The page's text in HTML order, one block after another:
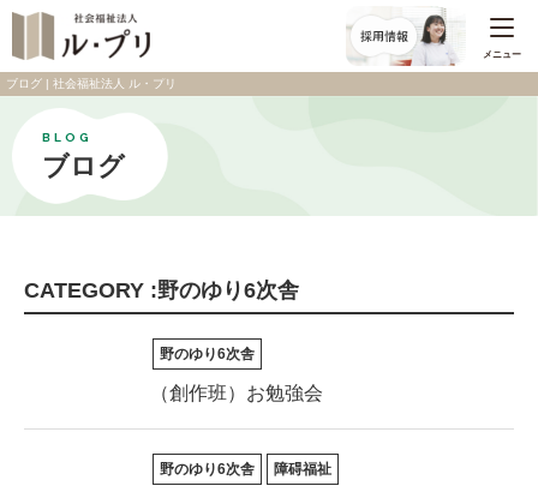
メニュー
ブログ | 社会福祉法人 ル・プリ
BLOG
ブログ
CATEGORY :野のゆり6次舎
野のゆり6次舎
（創作班）お勉強会
野のゆり6次舎 障碍福祉